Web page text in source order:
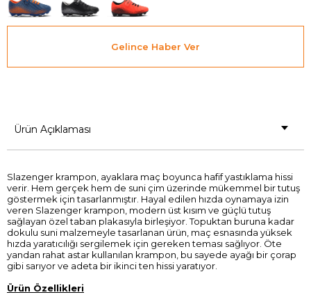
Gelince Haber Ver
Ürün Açıklaması
Slazenger krampon, ayaklara maç boyunca hafif yastıklama hissi
verir. Hem gerçek hem de suni çim üzerinde mükemmel bir tutuş
göstermek için tasarlanmıştır. Hayal edilen hızda oynamaya izin
veren Slazenger krampon, modern üst kısım ve güçlü tutuş
sağlayan özel taban plakasıyla birleşiyor. Topuktan buruna kadar
dokulu suni malzemeyle tasarlanan ürün, maç esnasında yüksek
hızda yaratıcılığı sergilemek için gereken teması sağlıyor. Öte
yandan rahat astar kullanılan krampon, bu sayede ayağı bir çorap
gibi sarıyor ve adeta bir ikinci ten hissi yaratıyor.
Ürün Özellikleri